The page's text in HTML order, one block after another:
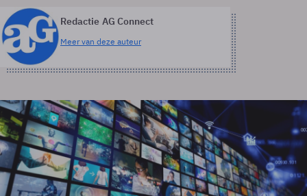
Redactie AG Connect
Meer van deze auteur